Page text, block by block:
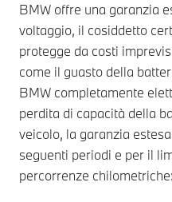
BMW offre una garanzia
voltaggio, il cosiddetto
protegge da costi
come il guasto della
BMW completamente
perdita di capacità della
veicolo, la garanzia
seguenti periodi e per il
percorrenze chilometriche: